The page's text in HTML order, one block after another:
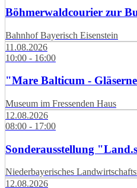
Böhmerwaldcourier zur
Bahnhof Bayerisch Eisenstein
11.08.2026
10:00 - 16:00
"Mare Balticum -
Museum im Fressenden Haus
12.08.2026
08:00 - 17:00
Sonderausstellung
Niederbayerisches
12.08.2026